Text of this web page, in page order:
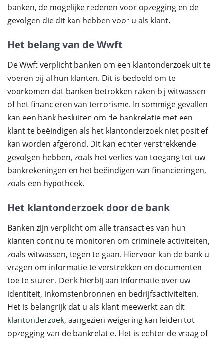
banken, de mogelijke redenen voor opzegging en de
gevolgen die dit kan hebben voor u als klant.
Het belang van de Wwft
De Wwft verplicht banken om een klantonderzoek uit te
voeren bij al hun klanten. Dit is bedoeld om te
voorkomen dat banken betrokken raken bij witwassen
of het financieren van terrorisme. In sommige gevallen
kan een bank besluiten om de bankrelatie met een
klant te beëindigen als het klantonderzoek niet positief
kan worden afgerond. Dit kan echter verstrekkende
gevolgen hebben, zoals het verlies van toegang tot uw
bankrekeningen en het beëindigen van financieringen,
zoals een hypotheek.
Het klantonderzoek door de bank
Banken zijn verplicht om alle transacties van hun
klanten continu te monitoren om criminele activiteiten,
zoals witwassen, tegen te gaan. Hiervoor kan de bank u
vragen om informatie te verstrekken en documenten
toe te sturen. Denk hierbij aan informatie over uw
identiteit, inkomstenbronnen en bedrijfsactiviteiten.
Het is belangrijk dat u als klant meewerkt aan dit
klantonderzoek, aangezien weigering kan leiden tot
opzegging van de bankrelatie. Het is echter de vraag of